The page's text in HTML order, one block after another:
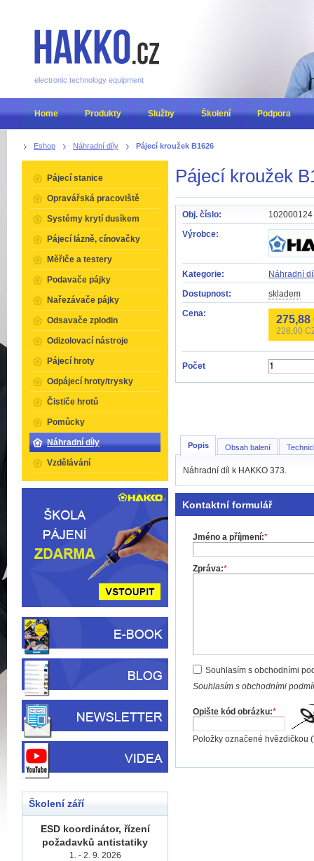
Eshop Náhradní díly Pájecí kroužek B1626
Pájecí kroužek
Obj. číslo:
102000124
Výrobce:
Kategorie:
Náhradní
Dostupnost:
skladem
Cena:
275,88
228,00
Počet
Popis Obsah balení
Náhradní díl k HAKKO 373.
Kontaktní formulář
Jméno a příjmení:*
Zpráva:*
Souhlasím s obchodními
Souhlasím s obchodními
Opište kód obrázku:*
Položky označené hvězdičkou (
Pájecí stanice
Opravářská pracoviště
Systémy krytí dusíkem
Pájecí lázně, cínovačky
Měřiče a testery
Podavače pájky
Nařezávače pájky
Odsavače zplodin
Odizolovací nástroje
Pájecí hroty
Odpájecí hroty/trysky
Čističe hrotů
Pomůcky
Náhradní díly
Vzdělávání
Školení září
ESD koordinátor, řízení
požadavků antistatiky
1. - 2. 9. 2026
electronic technology equipment
Home Produkty Služby Školení Podpora